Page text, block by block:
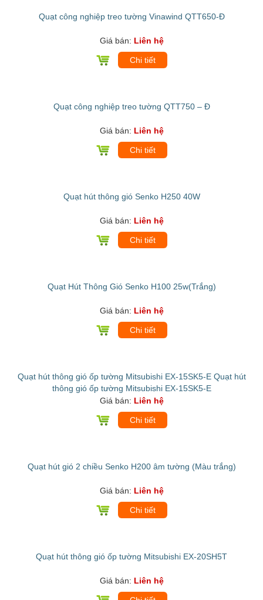
Quạt công nghiệp treo tường Vinawind QTT650-Đ
Giá bán: Liên hệ
Chi tiết
Quạt công nghiệp treo tường QTT750 – Đ
Giá bán: Liên hệ
Chi tiết
Quạt hút thông gió Senko H250 40W
Giá bán: Liên hệ
Chi tiết
Quạt Hút Thông Gió Senko H100 25w(Trắng)
Giá bán: Liên hệ
Chi tiết
Quạt hút thông gió ốp tường Mitsubishi EX-15SK5-E Quạt hút
thông gió ốp tường Mitsubishi EX-15SK5-E
Giá bán: Liên hệ
Chi tiết
Quạt hút gió 2 chiều Senko H200 âm tường (Màu trắng)
Giá bán: Liên hệ
Chi tiết
Quạt hút thông gió ốp tường Mitsubishi EX-20SH5T
Giá bán: Liên hệ